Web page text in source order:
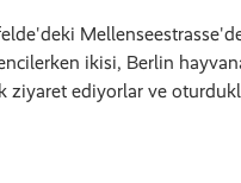
ikisi, Berlin
ediyorlar ve